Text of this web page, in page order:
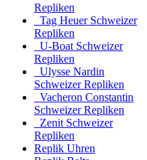
Repliken
Tag Heuer Schweizer
Repliken
U-Boat Schweizer
Repliken
Ulysse Nardin
Schweizer Repliken
Vacheron Constantin
Schweizer Repliken
Zenit Schweizer
Repliken
Replik Uhren